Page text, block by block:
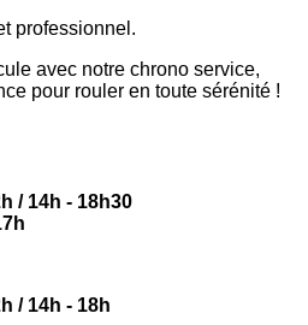
professionnel.
avec notre chrono service,
pour rouler en toute sérénité !
/ 14h - 18h30
/ 14h - 18h